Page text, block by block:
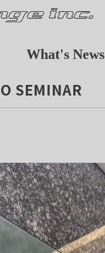
What's News
SEMINAR